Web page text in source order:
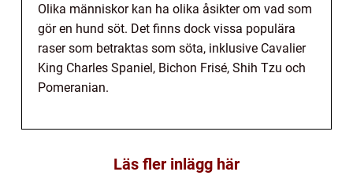
Olika människor kan ha olika åsikter om vad som
gör en hund söt. Det finns dock vissa populära
raser som betraktas som söta, inklusive Cavalier
King Charles Spaniel, Bichon Frisé, Shih Tzu och
Pomeranian.
Läs fler inlägg här